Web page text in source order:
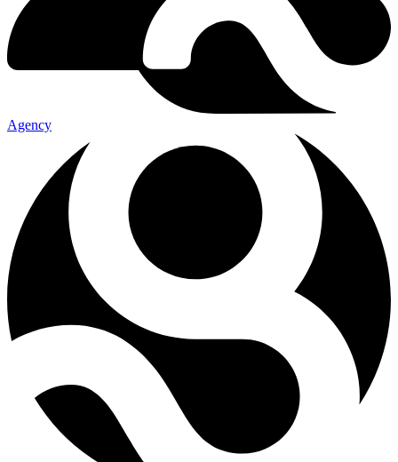
Agency